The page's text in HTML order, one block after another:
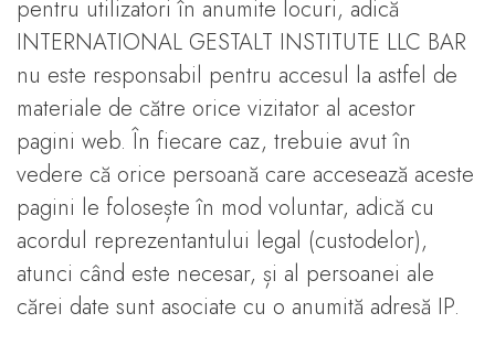
pentru utilizatori în anumite locuri, adică
INTERNATIONAL GESTALT INSTITUTE LLC BAR
nu este responsabil pentru accesul la astfel de
materiale de către orice vizitator al acestor
pagini web. În fiecare caz, trebuie avut în
vedere că orice persoană care accesează aceste
pagini le folosește în mod voluntar, adică cu
acordul reprezentantului legal (custodelor),
atunci când este necesar, și al persoanei ale
cărei date sunt asociate cu o anumită adresă IP.